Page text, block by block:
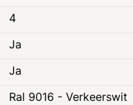
4
Ja
Ja
Ral 9016 - Verkeerswit